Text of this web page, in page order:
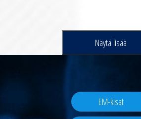
Näytä lisää
EM-kisat